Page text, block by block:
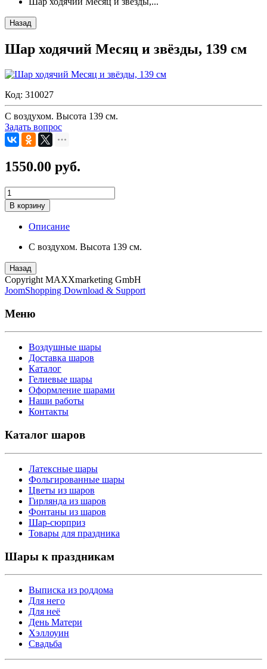
Назад
Шар ходячий Месяц и звёзды, 139 см
Код: 310027
С воздухом. Высота 139 см.
Задать вопрос
1550.00 руб.
В корзину
Описание
С воздухом. Высота 139 см.
Назад
Copyright MAXXmarketing GmbH
JoomShopping Download & Support
Меню
Воздушные шары
Доставка шаров
Каталог
Гелиевые шары
Оформление шарами
Наши работы
Контакты
Каталог шаров
Латексные шары
Фольгированные шары
Цветы из шаров
Гирлянда из шаров
Фонтаны из шаров
Шар-сюрприз
Товары для праздника
Шары к праздникам
Выписка из роддома
Для него
Для неё
День Матери
Хэллоуин
Свадьба